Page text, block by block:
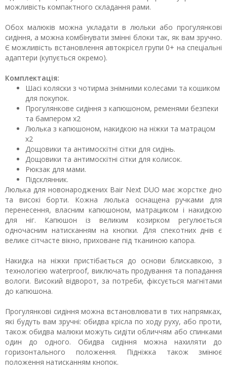
можливість компактного складання рами.
Обох малюків можна укладати в люльки або прогулянкові
сидіння, а можна комбінувати змінні блоки так, як вам зручно.
Є можливість встановлення автокрісел групи 0+ на спеціальні
адаптери (купується окремо).
Комплектація:
Шасі коляски з чотирма знімними колесами та кошиком
для покупок.
Прогулянкове сидіння з капюшоном, ременями безпеки
та бампером х2
Люлька з капюшоном, накидкою на ніжки та матрацом
х2
Дощовики та антимоскітні сітки для сидінь.
Дощовики та антимоскітні сітки для колисок.
Рюкзак для мами.
Підсклянник.
Люлька для новонароджених Bair Next DUO має жорстке дно
та високі борти. Кожна люлька оснащена ручками для
перенесення, власним капюшоном, матрациком і накидкою
для ніг. Капюшон із великим козирком регулюється
одночасним натисканням на кнопки. Для спекотних днів є
велике сітчасте вікно, приховане під тканиною капора.
Накидка на ніжки пристібається до основи блискавкою, з
технологією waterproof, виключать продування та попадання
вологи. Високий відворот, за потреби, фіксується магнітами
до капюшона.
Прогулянкові сидіння можна встановлювати в тих напрямках,
які будуть вам зручні: обидва крісла по ходу руху, або проти,
також обидва малюки можуть сидіти обличчям або спинками
один до одного. Обидва сидіння можна нахиляти до
горизонтального положення. Підніжка також змінює
положення натисканням кнопок.